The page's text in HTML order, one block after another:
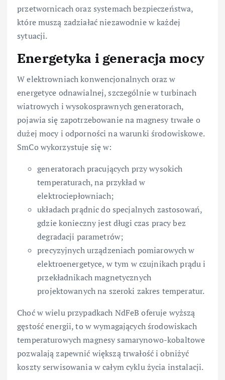
przetwornicach oraz systemach bezpieczeństwa,
które muszą zadziałać niezawodnie w każdej
sytuacji.
Energetyka i generacja mocy
W elektrowniach konwencjonalnych oraz w
energetyce odnawialnej, szczególnie w turbinach
wiatrowych i wysokosprawnych generatorach,
pojawia się zapotrzebowanie na magnesy trwałe o
dużej mocy i odporności na warunki środowiskowe.
SmCo wykorzystuje się w:
generatorach pracujących przy wysokich
temperaturach, na przykład w
elektrociepłowniach;
układach prądnic do specjalnych zastosowań,
gdzie konieczny jest długi czas pracy bez
degradacji parametrów;
precyzyjnych urządzeniach pomiarowych w
elektroenergetyce, w tym w czujnikach prądu i
przekładnikach magnetycznych
projektowanych na szeroki zakres temperatur.
Choć w wielu przypadkach NdFeB oferuje wyższą
gęstość energii, to w wymagających środowiskach
temperaturowych magnesy samarynowo-kobaltowe
pozwalają zapewnić większą trwałość i obniżyć
koszty serwisowania w całym cyklu życia instalacji.